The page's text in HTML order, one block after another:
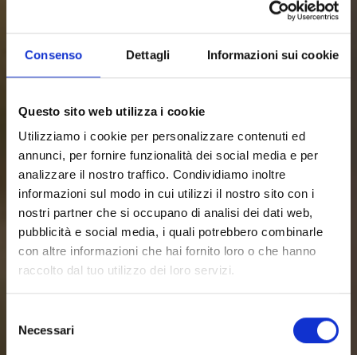
Consenso Dettagli Informazioni sui cookie
Questo sito web utilizza i cookie
Utilizziamo i cookie per personalizzare contenuti ed
annunci, per fornire funzionalità dei social media e per
analizzare il nostro traffico. Condividiamo inoltre
informazioni sul modo in cui utilizzi il nostro sito con i
nostri partner che si occupano di analisi dei dati web,
pubblicità e social media, i quali potrebbero combinarle
con altre informazioni che hai fornito loro o che hanno
raccolto dal tuo utilizzo dei loro servizi.
delNecessari